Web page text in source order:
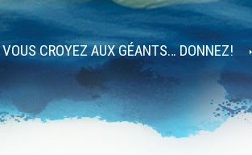
CROYEZ AUX GÉANTS… DONNEZ!